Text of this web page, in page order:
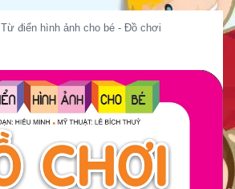
Từ điển hình ảnh cho bé - Đồ chơi